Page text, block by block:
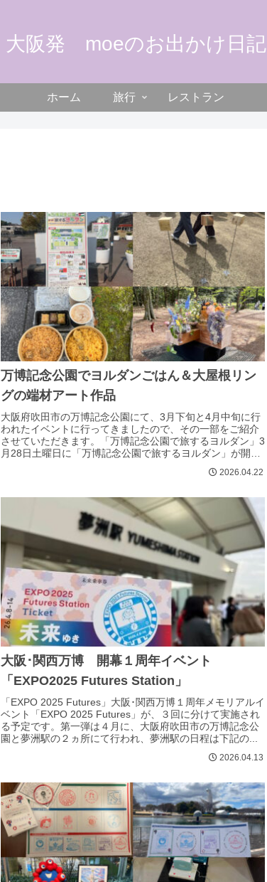
大阪発 moeのお出かけ日記
ホーム 旅行 レストラン
万博記念公園でヨルダンごはん＆大屋根リン
グの端材アート作品
大阪府吹田市の万博記念公園にて、3月下旬と4月中旬に行
われたイベントに行ってきましたので、その一部をご紹介
させていただきます。「万博記念公園で旅するヨルダン」3
月28日土曜日に「万博記念公園で旅するヨルダン」が開催
2026.04.22
大阪･関西万博 開幕１周年イベント
「EXPO2025 Futures Station」
「EXPO 2025 Futures」大阪･関西万博１周年メモリアルイ
ベント「EXPO 2025 Futures」が、３回に分けて実施され
る予定です。第一弾は４月に、大阪府吹田市の万博記念公
園と夢洲駅の２ヵ所にて行われ、夢洲駅の日程は下記の...
2026.04.13